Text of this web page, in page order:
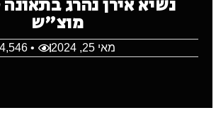
מוצ"ש
מאי 25, 2024 • 4,546